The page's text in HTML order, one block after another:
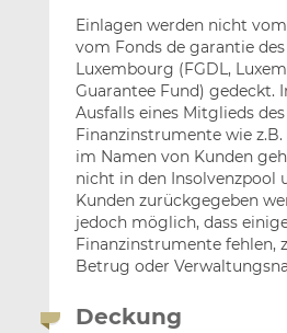
Einlagen werden nicht
vom Fonds de garantie
Luxembourg (FGDL,
Guarantee Fund) gedeckt.
Ausfalls eines Mitglieds
Finanzinstrumente wie
im Namen von Kunden
nicht in den Insolvenzpool
Kunden zurückgegeben
jedoch möglich, dass
Finanzinstrumente fehlen,
Betrug oder
Deckung